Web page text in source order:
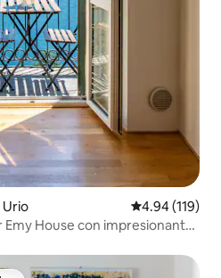
Calificación
4.94 (119)
House con impresionantes